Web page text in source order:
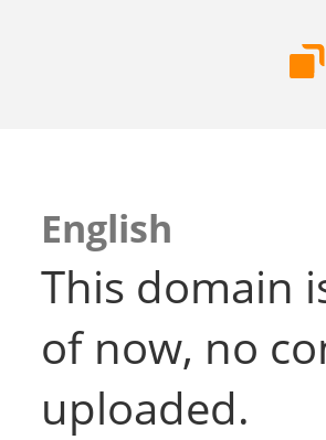
English
This domain
of now, no
uploaded.